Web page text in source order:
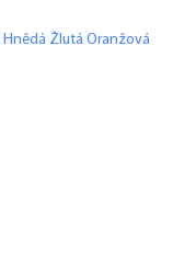
Hnědá Žlutá Oranžová